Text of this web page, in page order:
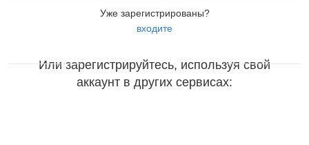
Уже зарегистрированы?
входите
Или зарегистрируйтесь, используя свой
аккаунт в других сервисах: